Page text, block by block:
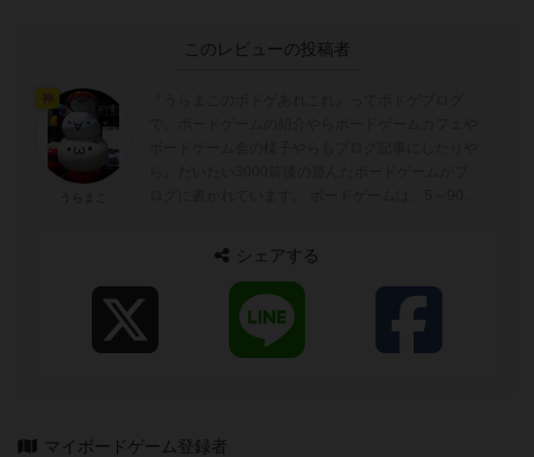
このレビューの投稿者
シェアする
マイボードゲーム登録者